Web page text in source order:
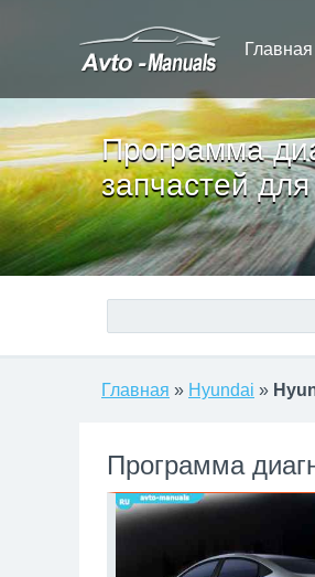
Главная
Программа
запчастей
Главная » Hyundai »
Программа